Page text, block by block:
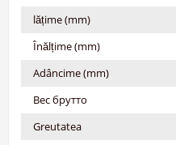
lățime (mm)
Înălțime (mm)
Adâncime (mm)
Вес брутто
Greutatea